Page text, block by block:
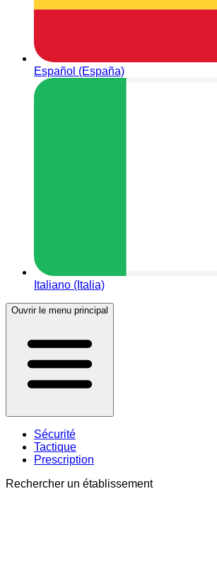
Español (España)
Italiano (Italia)
Ouvrir le menu principal
Sécurité
Tactique
Prescription
Rechercher un établissement